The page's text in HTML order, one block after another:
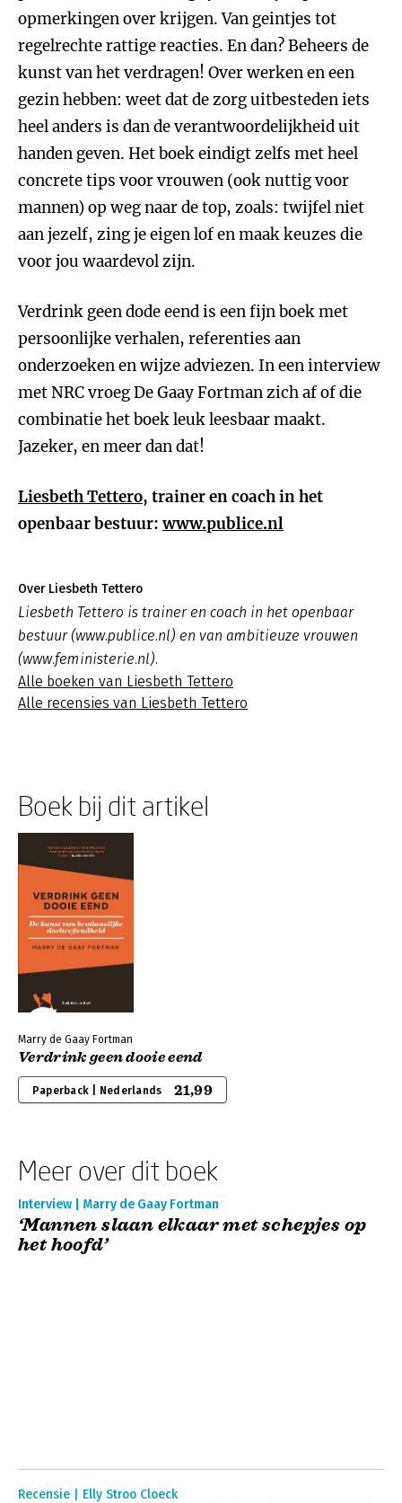
opmerkingen over krijgen. Van geintjes tot
regelrechte rattige reacties. En dan? Beheers de
kunst van het verdragen! Over werken en een
gezin hebben: weet dat de zorg uitbesteden iets
heel anders is dan de verantwoordelijkheid uit
handen geven. Het boek eindigt zelfs met heel
concrete tips voor vrouwen (ook nuttig voor
mannen) op weg naar de top, zoals: twijfel niet
aan jezelf, zing je eigen lof en maak keuzes die
voor jou waardevol zijn.
Verdrink geen dode eend is een fijn boek met
persoonlijke verhalen, referenties aan
onderzoeken en wijze adviezen. In een interview
met NRC vroeg De Gaay Fortman zich af of die
combinatie het boek leuk leesbaar maakt.
Jazeker, en meer dan dat!
Liesbeth Tettero, trainer en coach in het
openbaar bestuur: www.publice.nl
Over Liesbeth Tettero
Liesbeth Tettero is trainer en coach in het openbaar
bestuur (www.publice.nl) en van ambitieuze vrouwen
(www.feministerie.nl).
Alle boeken van Liesbeth Tettero
Alle recensies van Liesbeth Tettero
Boek bij dit artikel
Marry de Gaay Fortman
Verdrink geen dooie eend
Paperback | Nederlands 21,99
Meer over dit boek
Interview | Marry de Gaay Fortman
‘Mannen slaan elkaar met schepjes op
het hoofd’
Recensie | Elly Stroo Cloeck